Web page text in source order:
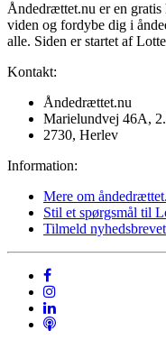
Åndedrættet.nu er en
viden og fordybe dig i
alle. Siden er startet af
Kontakt:
Åndedrættet.nu
Marielundvej 46A,
2730, Herlev
Information:
Mere om
Stil et spørgsmål til
Tilmeld nyhedsbrevet